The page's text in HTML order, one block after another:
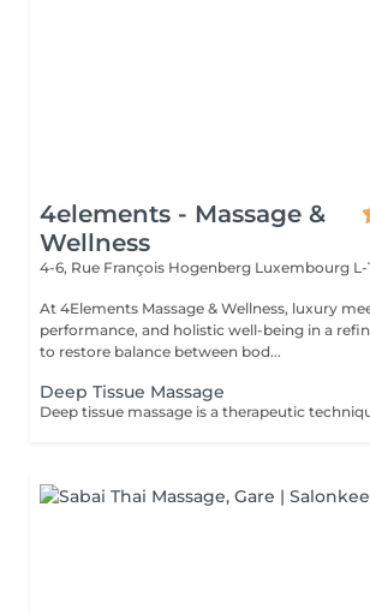
4elements - Massage &
Wellness
4-6, Rue François Hogenberg Luxembourg L-
At 4Elements Massage & Wellness, luxury
performance, and holistic well-being in a
to restore balance between bod...
Deep Tissue Massage